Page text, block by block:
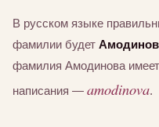
В русском языке
фамилии будет
фамилия Амодинова
написания — amodinova.